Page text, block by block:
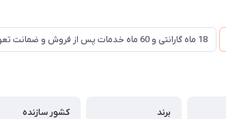
18 ماه گارانتی و 60 ماه خدمات پس از فروش و ضمانت تعویض
برند
کشور سازنده